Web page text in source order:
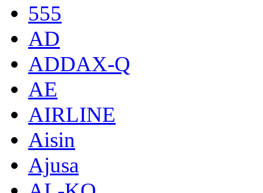
555
AD
ADDAX-Q
AE
AIRLINE
Aisin
Ajusa